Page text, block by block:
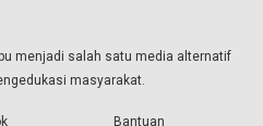
menjadi salah satu media alternatif
masyarakat.
Bantuan